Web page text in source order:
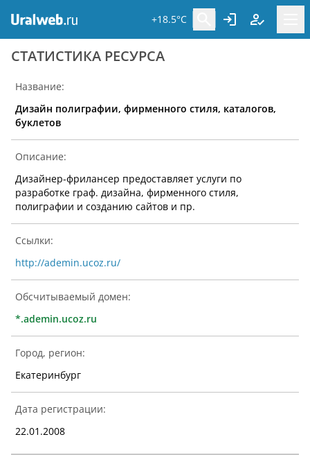
+18.5°C
CТАТИСТИКА РЕСУРСА
Название:
Дизайн полиграфии, фирменного стиля, каталогов,
буклетов
Описание:
Дизайнер-фрилансер предоставляет услуги по
разработке граф. дизайна, фирменного стиля,
полиграфии и созданию сайтов и пр.
Ссылки:
http://ademin.ucoz.ru/
Обсчитываемый домен:
*.ademin.ucoz.ru
Город, регион:
Екатеринбург
Дата регистрации:
22.01.2008